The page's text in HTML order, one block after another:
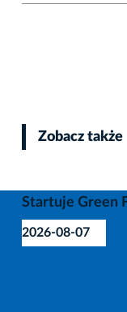
Zobacz także
Startuje Green
2026-08-07